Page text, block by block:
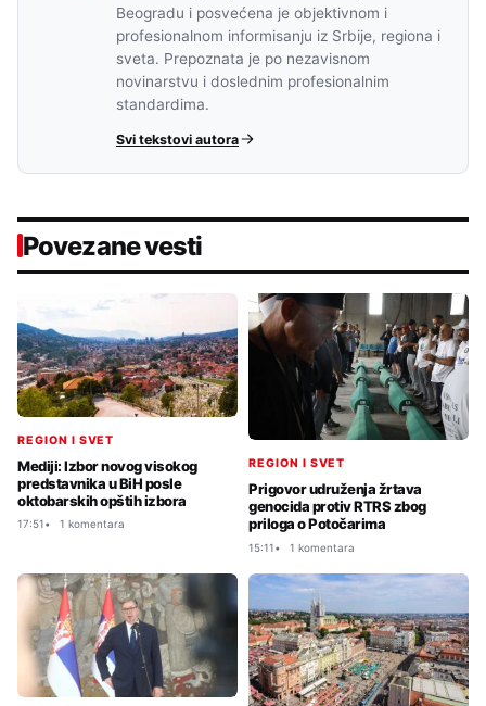
Beogradu i posvećena je objektivnom i
profesionalnom informisanju iz Srbije, regiona i
sveta. Prepoznata je po nezavisnom
novinarstvu i doslednim profesionalnim
standardima.
Svi tekstovi autora
Povezane vesti
REGION I SVET
Mediji: Izbor novog visokog
predstavnika u BiH posle
oktobarskih opštih izbora
17:51 1 komentara
REGION I SVET
Prigovor udruženja žrtava
genocida protiv RTRS zbog
priloga o Potočarima
15:11 1 komentara